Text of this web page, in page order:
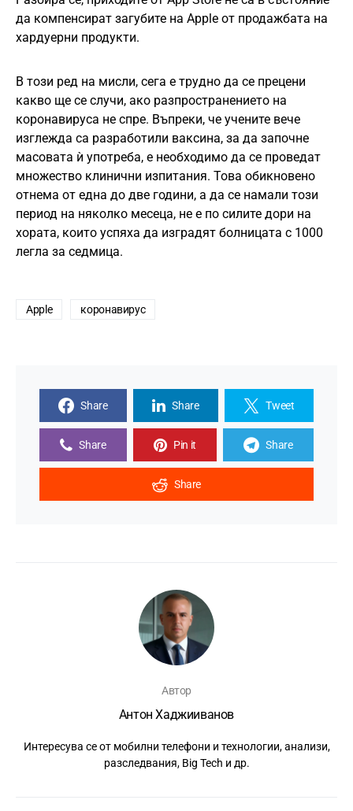
да компенсират загубите на Apple от продажбата на
хардуерни продукти.
В този ред на мисли, сега е трудно да се прецени
какво ще се случи, ако разпространението на
коронавируса не спре. Въпреки, че учените вече
изглежда са разработили ваксина, за да започне
масовата ѝ употреба, е необходимо да се проведат
множество клинични изпитания. Това обикновено
отнема от една до две години, а да се намали този
период на няколко месеца, не е по силите дори на
хората, които успяха да изградят болницата с 1000
легла за седмица.
Apple коронавирус
Share Share Tweet
Share Pin it Share
Share
Автор
Антон Хаджииванов
Интересува се от мобилни телефони и технологии, анализи,
разследвания, Big Tech и др.